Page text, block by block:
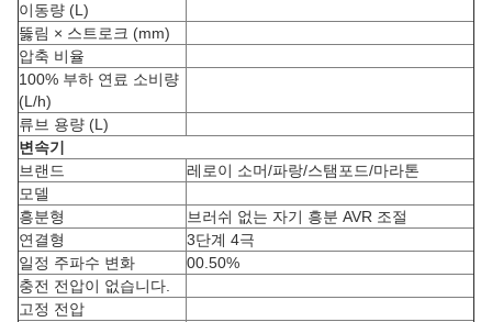
이동량 (L)
뚫림 × 스트로크 (mm)
압축 비율
100% 부하 연료 소비량
(L/h)
류브 용량 (L)
변속기
브랜드
레로이 소머/파랑/스탬포드/마라톤
모델
흥분형
브러쉬 없는 자기 흥분 AVR 조절
연결형
3단계 4극
일정 주파수 변화
00.50%
충전 전압이 없습니다.
고정 전압